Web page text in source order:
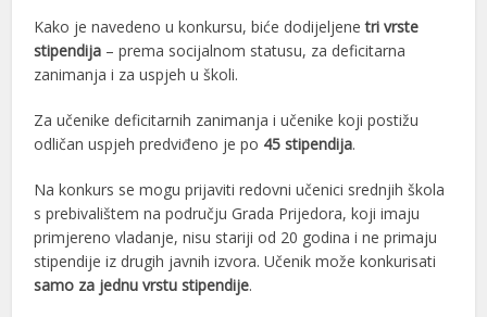
Kako je navedeno u konkursu, biće dodijeljenetri vrste
stipendija – prema socijalnom statusu, za deficitarna
zanimanja i za uspjeh u školi.
Za učenike deficitarnih zanimanja i učenike koji postižu
odličan uspjeh predviđeno je po 45 stipendija.
Na konkurs se mogu prijaviti redovni učenici srednjih škola
s prebivalištem na području Grada Prijedora, koji imaju
primjereno vladanje, nisu stariji od 20 godina i ne primaju
stipendije iz drugih javnih izvora. Učenik može konkurisati
samo za jednu vrstu stipendije.